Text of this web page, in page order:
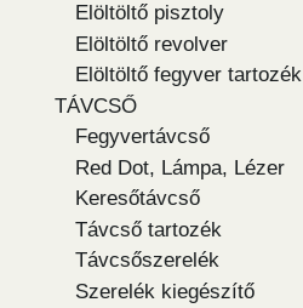
Elöltöltő pisztoly
Elöltöltő revolver
Elöltöltő fegyver tartozék
TÁVCSŐ
Fegyvertávcső
Red Dot, Lámpa, Lézer
Keresőtávcső
Távcső tartozék
Távcsőszerelék
Szerelék kiegészítő